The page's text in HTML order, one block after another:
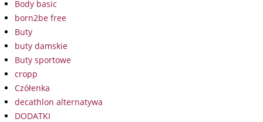
Body basic
born2be free
Buty
buty damskie
Buty sportowe
cropp
Czółenka
decathlon alternatywa
DODATKI